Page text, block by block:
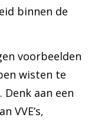
binnen de
voorbeelden
wisten te
aan een
VVE’s,